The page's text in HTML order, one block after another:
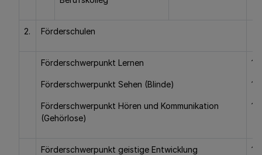
2. Förderschulen
Förderschwerpunkt Lernen
Förderschwerpunkt Sehen (Blinde)
Förderschwerpunkt Hören und Kommunikation
(Gehörlose)
14
10
10
Förderschwerpunkt geistige Entwicklung 10